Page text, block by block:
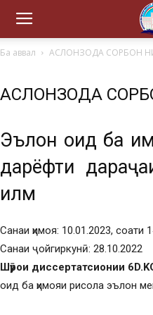
Ба аввал АСЛОНЗОДА СОРБОН
АСЛОНЗОДА
Эълон оид ба
дарёфти
илм
Санаи ҳимоя: 10.01.2023, соати
Санаи ҷойгиркунӣ: 28.10.2022
Шӯрои диссертатсионии
оид ба ҳимояи рисола эълон